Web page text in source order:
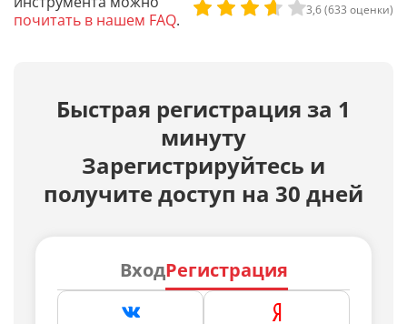
почитать в нашем FAQ.
3,6 (633 оценки)
Быстрая регистрация за 1
минуту
Зарегистрируйтесь и
получите доступ на 30 дней
ВходРегистрация